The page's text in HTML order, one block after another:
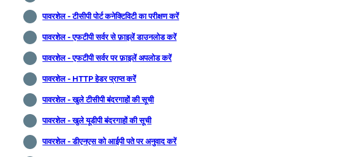
पावरशेल - टीसीपी पोर्ट कनेक्टिविटी का परीक्षण करें
पावरशेल - एफटीपी सर्वर से फ़ाइलें डाउनलोड करें
पावरशेल - एफटीपी सर्वर पर फ़ाइलें अपलोड करें
पावरशेल - HTTP हेडर प्राप्त करें
पावरशेल - खुले टीसीपी बंदरगाहों की सूची
पावरशेल - खुले यूडीपी बंदरगाहों की सूची
पावरशेल - डीएनएस को आईपी पते पर अनुवाद करें